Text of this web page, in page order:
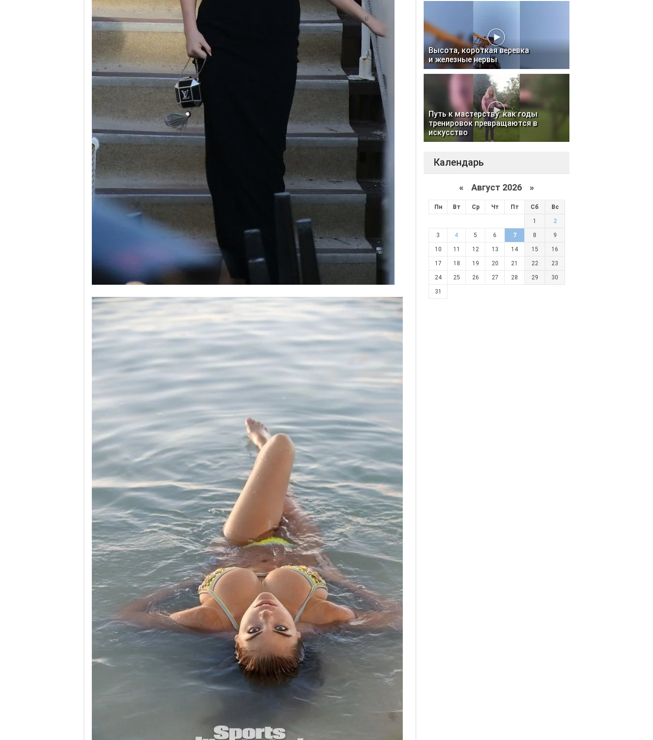
Высота, короткая веревка
и железные нервы
Путь к мастерству: как годы
тренировок превращаются в
искусство
Календарь
« Август 2026 »
Пн Вт Ср Чт Пт Сб Вс
1 2
3 4 5 6 7 8 9
10 11 12 13 14 15 16
17 18 19 20 21 22 23
24 25 26 27 28 29 30
31